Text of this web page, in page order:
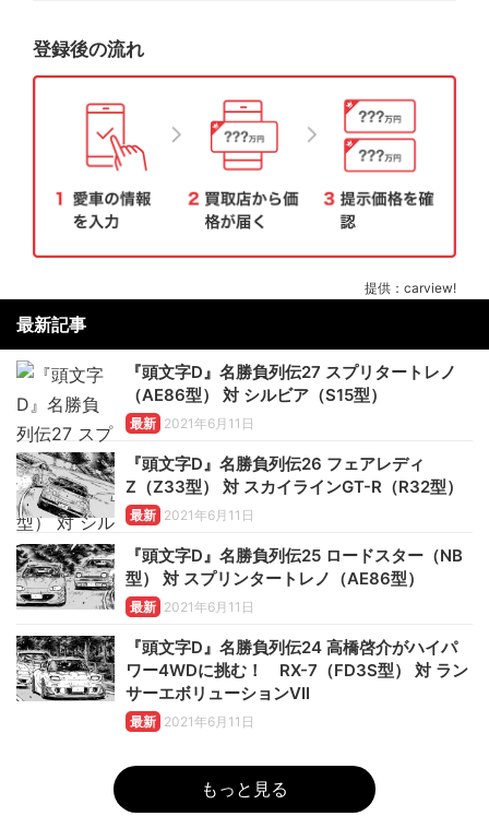
登録後の流れ
提供：carview!
最新記事
『頭文字D』名勝負列伝27 スプリタートレノ
（AE86型） 対 シルビア（S15型）
最新 2021年6月11日
『頭文字D』名勝負列伝26 フェアレディ
Z（Z33型） 対 スカイラインGT-R（R32型）
最新 2021年6月11日
『頭文字D』名勝負列伝25 ロードスター（NB
型） 対 スプリンタートレノ（AE86型）
最新 2021年6月11日
『頭文字D』名勝負列伝24 高橋啓介がハイパ
ワー4WDに挑む！ RX-7（FD3S型） 対 ラン
サーエボリューションVII
最新 2021年6月11日
もっと見る